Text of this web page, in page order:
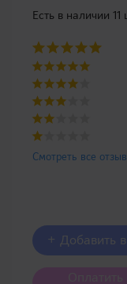
Есть в наличии 11
Смотреть все
+ Добавить